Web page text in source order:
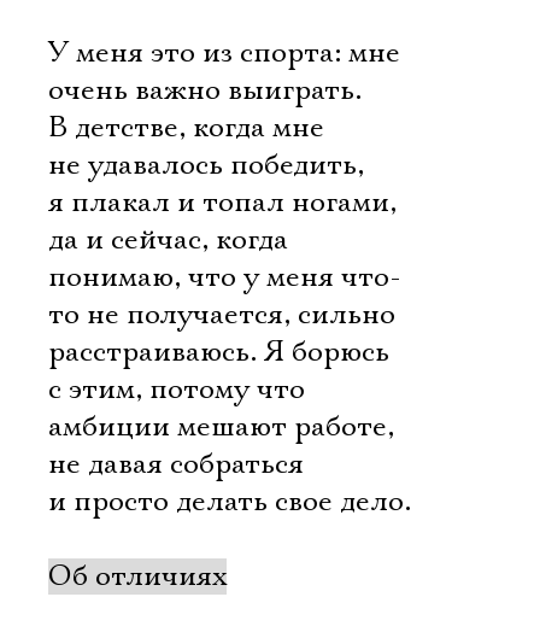
У меня это из спорта: мне
очень важно выиграть.
В детстве, когда мне
не удавалось победить,
я плакал и топал ногами,
да и сейчас, когда
понимаю, что у меня что-
то не получается, сильно
расстраиваюсь. Я борюсь
с этим, потому что
амбиции мешают работе,
не давая собраться
и просто делать свое дело.
Об отличиях